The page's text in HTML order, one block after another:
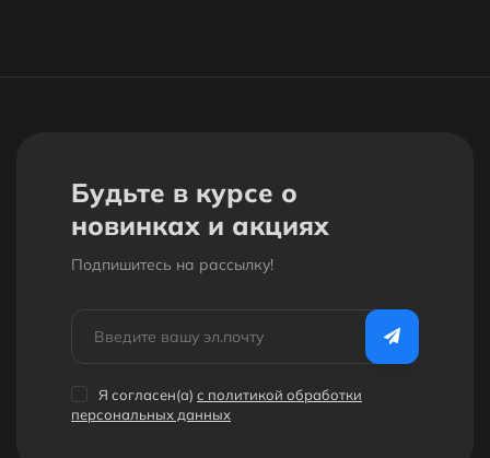
Будьте в курсе о
новинках и акциях
Подпишитесь на рассылкy!
Я согласен(a) с политикой обработки
персональных данных